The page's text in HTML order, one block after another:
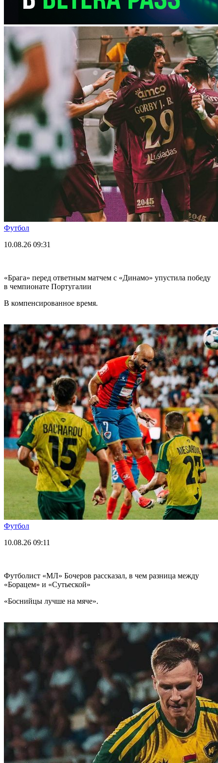
Футбол
10.08.26 09:31
«Брага» перед ответным матчем с «Динамо» упустила победу
в чемпионате Португалии
В компенсированное время.
Футбол
10.08.26 09:11
Футболист «МЛ» Бочеров рассказал, в чем разница между
«Борацем» и «Сутьеской»
«Боснийцы лучше на мяче».